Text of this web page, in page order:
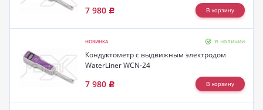
7 980 Р
НОВИНКА в наличии
Кондуктометр с выдвижным электродом
WaterLiner WCN-24
7 980 Р